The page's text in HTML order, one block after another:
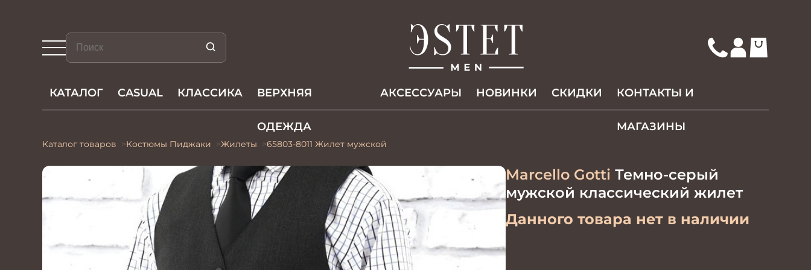
КАТАЛОГ CASUAL КЛАССИКА ВЕРХНЯЯ
ОДЕЖДА
АКCЕССУАРЫ НОВИНКИ СКИДКИ КОНТАКТЫ И
МАГАЗИНЫ
Каталог товаров Костюмы Пиджаки Жилеты 65803-8011 Жилет мужской
Marcello Gotti Темно-серый
мужской классический жилет
Данного товара нет в наличии